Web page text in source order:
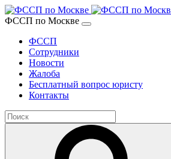
ФССП по Москве
ФССП
Сотрудники
Новости
Жалоба
Бесплатный вопрос юристу
Контакты